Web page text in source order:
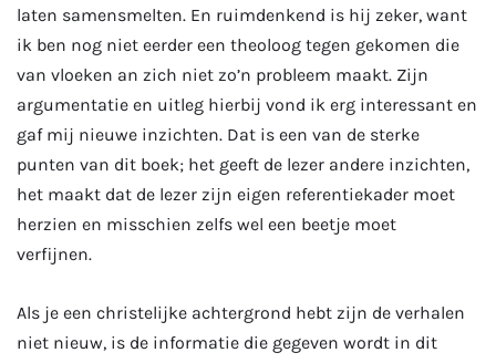
laten samensmelten. En ruimdenkend is hij zeker, want
ik ben nog niet eerder een theoloog tegen gekomen die
van vloeken an zich niet zo’n probleem maakt. Zijn
argumentatie en uitleg hierbij vond ik erg interessant en
gaf mij nieuwe inzichten. Dat is een van de sterke
punten van dit boek; het geeft de lezer andere inzichten,
het maakt dat de lezer zijn eigen referentiekader moet
herzien en misschien zelfs wel een beetje moet
verfijnen.
Als je een christelijke achtergrond hebt zijn de verhalen
niet nieuw, is de informatie die gegeven wordt in dit